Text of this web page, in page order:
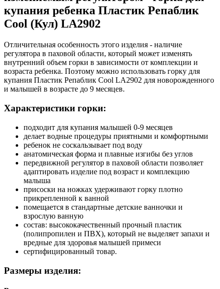
купания ребенка Пластик Репаблик
Cool (Кул) LA2902
Отличительная особенность этого изделия - наличие
регулятора в паховой области, который может изменять
внутренний объем горки в зависимости от комплекции и
возраста ребенка. Поэтому можно использовать горку для
купания Пластик Репаблик Cool LA2902 для новорожденного
и малышей в возрасте до 9 месяцев.
Характеристики горки:
подходит для купания малышей 0-9 месяцев
делает водные процедуры приятными и комфортными
ребенок не соскальзывает под воду
анатомическая форма и плавные изгибы без углов
передвижной регулятор в паховой области позволяет
адаптировать изделие под возраст и комплекцию
малыша
присоски на ножках удерживают горку плотно
прикрепленной к ванной
помещается в стандартные детские ванночки и
взрослую ванную
состав: высококачественный прочный пластик
(полипропилен и ПВХ), который не выделяет запахи и
вредные для здоровья малышей примеси
сертифицированный товар.
Размеры изделия: